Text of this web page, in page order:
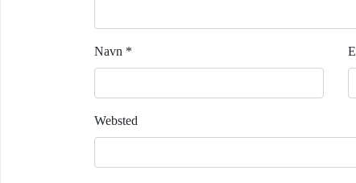
Navn *
Websted